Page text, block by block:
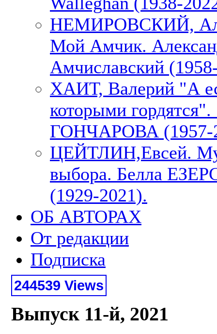
НЕМИРОВСКИЙ,
Мой Амчик.
Амчиславский
ХАИТ, Валерий "А
которыми
ГОНЧАРОВА (1957-
ЦЕЙТЛИН,Евсей.
выбора. Белла
(1929-2021).
ОБ АВТОРАХ
От редакции
Подписка
244539 Views
Выпуск 11-й, 2021